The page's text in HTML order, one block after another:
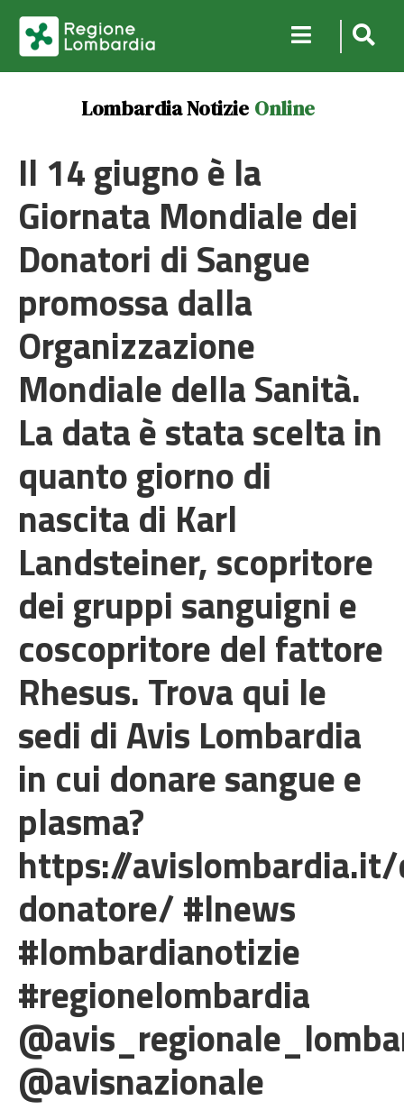
Lombardia Notizie Online
Il 14 giugno è la
Giornata Mondiale dei
Donatori di Sangue
promossa dalla
Organizzazione
Mondiale della Sanità.
La data è stata scelta in
quanto giorno di
nascita di Karl
Landsteiner, scopritore
dei gruppi sanguigni e
coscopritore del fattore
Rhesus. Trova qui le
sedi di Avis Lombardia
in cui donare sangue e
plasma?
https://
donatore/ #lnews
#lombardianotizie
#regionelombardia
@avisnazionale